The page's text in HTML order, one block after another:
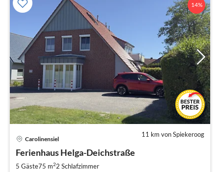
14%
11 km von Spiekeroog
Carolinensiel
Ferienhaus Helga-Deichstraße
5 Gäste75 m22 Schlafzimmer